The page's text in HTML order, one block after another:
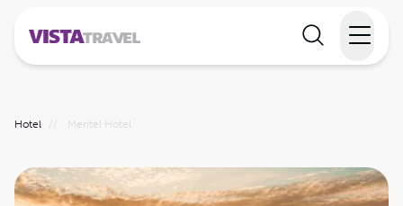
Temareiser
Hotel // Meritel Hotel